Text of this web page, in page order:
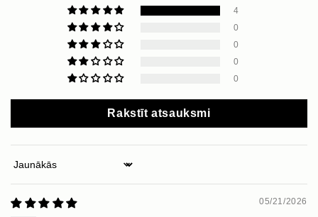
4
0
0
0
0
Rakstīt atsauksmi
Sort by
05/21/2026